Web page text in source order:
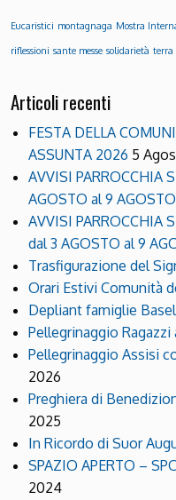
Eucaristici montagnaga Mostra
riflessioni sante messe solidarietà terra
Articoli recenti
FESTA DELLA
ASSUNTA 2026 5
AVVISI PARROCCHIA
AGOSTO al 9
AVVISI PARROCCHIA
dal 3 AGOSTO al 9
Trasfigurazione del
Orari Estivi Comunità
Depliant famiglie
Pellegrinaggio
Pellegrinaggio Assisi
2026
Preghiera di
2025
In Ricordo di Suor
SPAZIO APERTO –
2024